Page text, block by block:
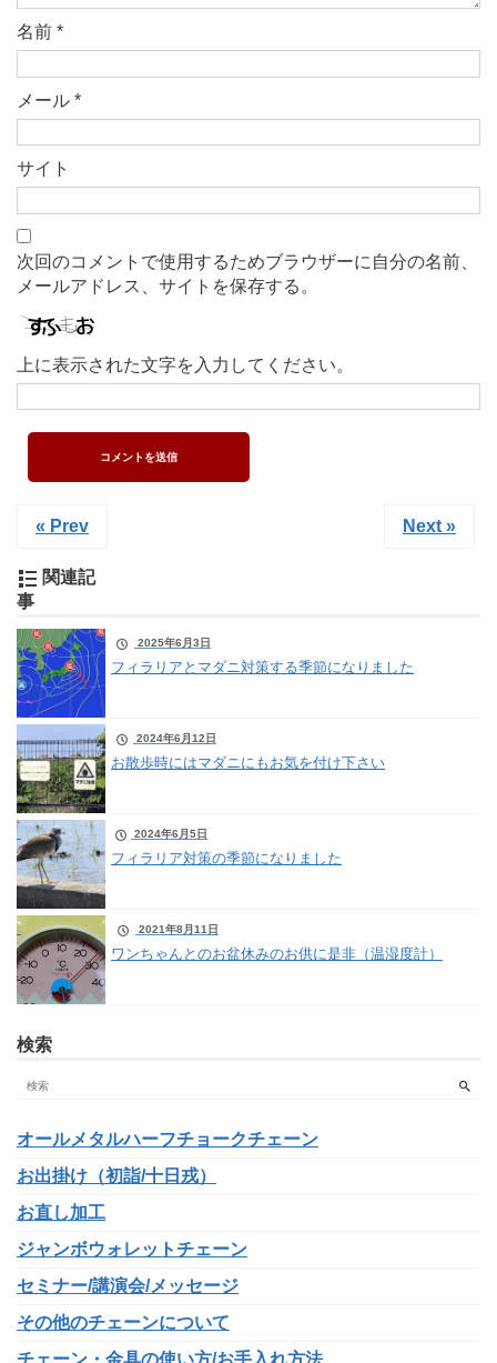
名前 *
メール *
サイト
次回のコメントで使用するためブラウザーに自分の名前、
メールアドレス、サイトを保存する。
上に表示された文字を入力してください。
« Prev Next »
関連記
事
2025年6月3日
フィラリアとマダニ対策する季節になりました
2024年6月12日
お散歩時にはマダニにもお気を付け下さい
2024年6月5日
フィラリア対策の季節になりました
2021年8月11日
ワンちゃんとのお盆休みのお供に是非（温湿度計）
検索
オールメタルハーフチョークチェーン
お出掛け（初詣/十日戎）
お直し加工
ジャンボウォレットチェーン
セミナー/講演会/メッセージ
その他のチェーンについて
チェーン・金具の使い方/お手入れ方法